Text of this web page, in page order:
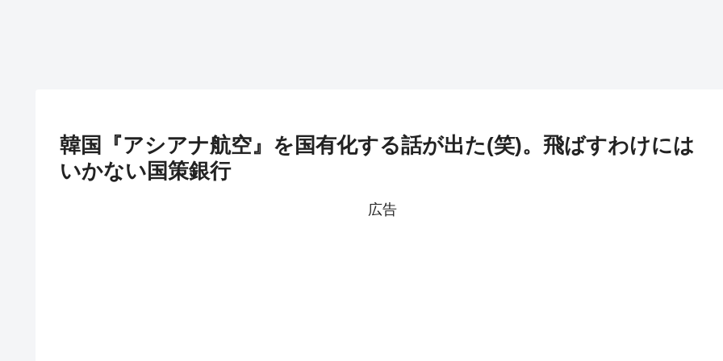
韓国『アシアナ航空』を国有化する話が出た(笑)。飛ばすわけには
いかない国策銀行
広告